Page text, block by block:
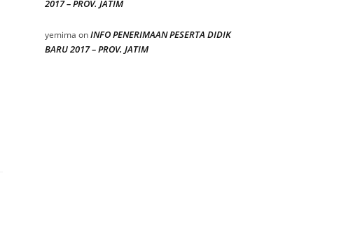
2017 – PROV. JATIM
yemima onINFO PENERIMAAN PESERTA DIDIK
BARU 2017 – PROV. JATIM